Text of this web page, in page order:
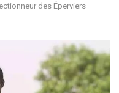
des Éperviers